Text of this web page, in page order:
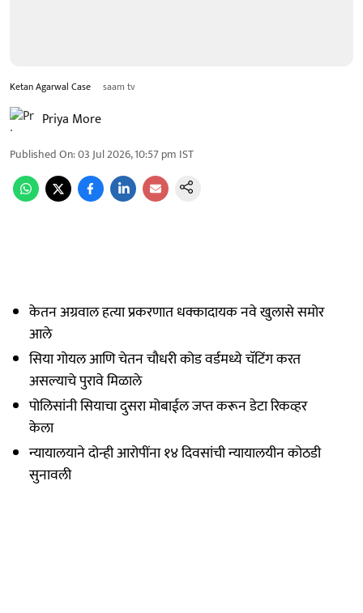
Ketan Agarwal Case saam tv
Priya More
Published On:03 Jul 2026, 10:57 pm IST
केतन अग्रवाल हत्या प्रकरणात धक्कादायक नवे खुलासे समोर
आले
सिया गोयल आणि चेतन चौधरी कोड वर्डमध्ये चॅटिंग करत
असल्याचे पुरावे मिळाले
पोलिसांनी सियाचा दुसरा मोबाईल जप्त करून डेटा रिकव्हर
केला
न्यायालयाने दोन्ही आरोपींना १४ दिवसांची न्यायालयीन कोठडी
सुनावली